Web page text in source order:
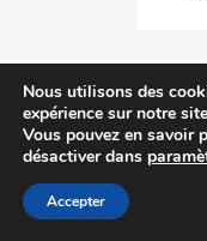
Nous utilisons des
expérience sur notre
Vous pouvez en savoir
désactiver dans
Accepter